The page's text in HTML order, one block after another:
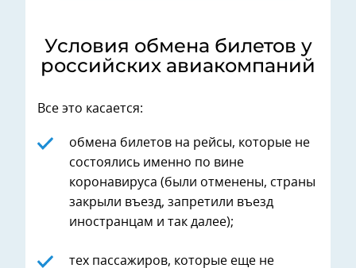
Условия обмена билетов у
российских авиакомпаний
Все это касается:
обмена билетов на рейсы, которые не
состоялись именно по вине
коронавируса (были отменены, страны
закрыли въезд, запретили въезд
иностранцам и так далее);
тех пассажиров, которые еще не